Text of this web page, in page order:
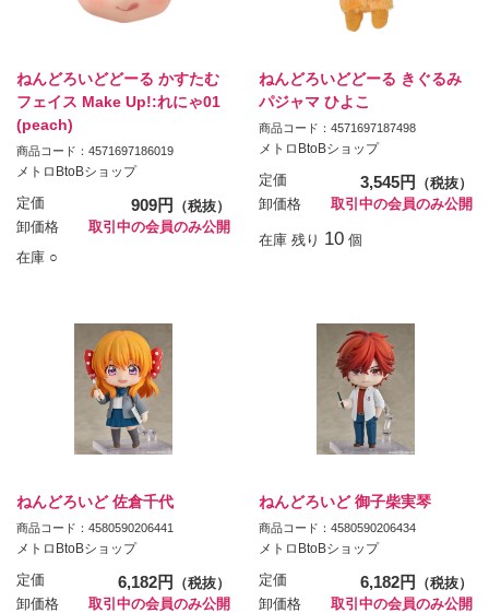
ねんどろいどどーる かすたむ
フェイス Make Up!:れにゃ01
(peach)
商品コード：4571697186019
メトロBtoBショップ
定価 909円
（税抜）
卸価格
取引中の会員のみ公開
在庫 ○
ねんどろいどどーる きぐるみ
パジャマ ひよこ
商品コード：4571697187498
メトロBtoBショップ
定価 3,545円
（税抜）
卸価格
取引中の会員のみ公開
在庫 残り 10 個
ねんどろいど 佐倉千代
商品コード：4580590206441
メトロBtoBショップ
定価 6,182円
（税抜）
卸価格
取引中の会員のみ公開
ねんどろいど 御子柴実琴
商品コード：4580590206434
メトロBtoBショップ
定価 6,182円
（税抜）
卸価格
取引中の会員のみ公開